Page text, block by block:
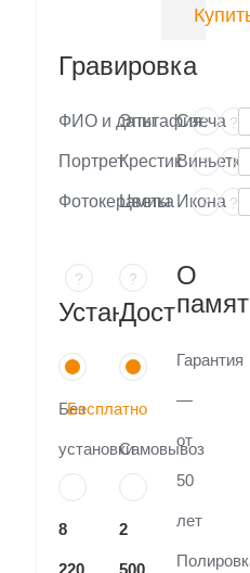
Гравировка
ФИО и даты ?
Портрет ?
Фотокерамика ?
Эпитафия ?
Крестик ?
Цветы ?
Свеча
Виньетка
Икона
?
Установка
Без
установки
8
220
?
Доставка
Бесплатно
Самовывоз
2
500
О
Гарантия
—
от
50
лет